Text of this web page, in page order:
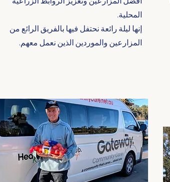
المحلية.
إنها ليلة رائعة نحتفل فيها بالفريق الرائع من
المزارعين والموردين الذين نعمل معهم.